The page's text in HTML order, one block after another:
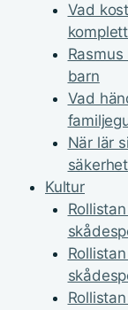
Vad
barn
Vad
När lär
säkerhet
Kultur